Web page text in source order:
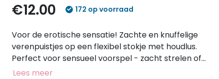
€12.00 172 op voorraad
Voor de erotische sensatie! Zachte en knuffelige
verenpuistjes op een flexibel stokje met houdlus.
Perfect voor sensueel voorspel - zacht strelen of
heerlijk kietelen verhoogt het plezier enorm!
Lees meer